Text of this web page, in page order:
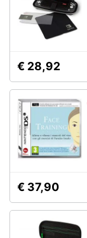
€ 28,92
€ 37,90